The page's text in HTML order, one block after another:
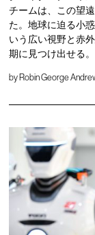
チームは、この望
た。地球に迫る小
いう広い視野と赤
期に見つけ出せる。
by Robin George